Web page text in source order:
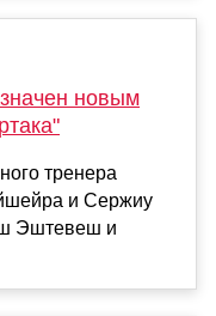
новым
тренера
и Сержиу
Эштевеш и